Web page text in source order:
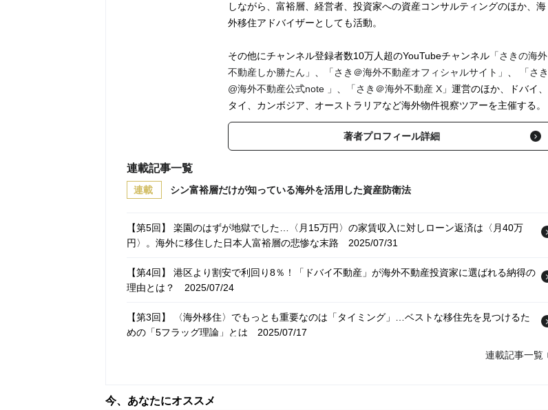
しながら、富裕層、経営者、投資家への資産コンサルティングのほか、海
外移住アドバイザーとしても活動。
その他にチャンネル登録者数10万人超のYouTubeチャンネル 「さきの海外
不動産しか勝たん」
「さき＠海外不動産オフィシャルサイト」
「さき
@海外不動産公式note 」
「さき＠海外不動産 X」 運営のほか、ドバイ、
タイ、カンボジア、オーストラリアなど海外物件視察ツアーを主催する。
著者プロフィール詳細
連載記事一覧
連載 シン富裕層だけが知っている海外を活用した資産防衛法
【第5回】 楽園のはずが地獄でした…〈月15万円〉の家賃収入に対しローン返済は〈月40万
円〉。海外に移住した日本人富裕層の悲惨な末路 2025/07/31
【第4回】 港区より割安で利回り8％！「ドバイ不動産」が海外不動産投資家に選ばれる納得の
理由とは？
2025/07/24
【第3回】 〈海外移住〉でもっとも重要なのは「タイミング」…ベストな移住先を見つけるた
めの「5フラッグ理論」とは 2025/07/17
【第2回】 月収35万円から「地中海リゾート暮らし」を実現！海外移住するなら知っておきた
連載記事一覧
今、あなたにオススメ